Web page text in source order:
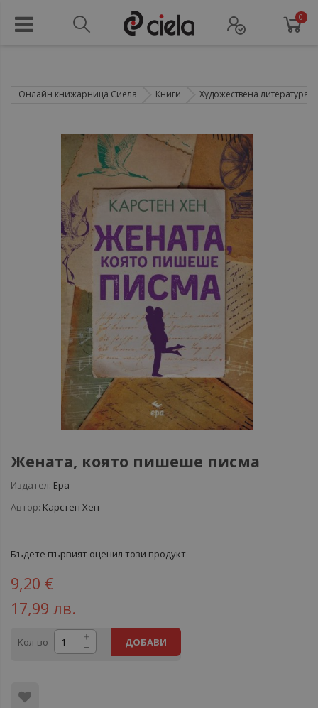
0
Онлайн книжарница Сиела Книги Художествена литература
Жената, която пишеше писма
Издател: Ера
Автор: Карстен Хен
Бъдете първият оценил този продукт
9,20 €
17,99 лв.
Кол-во ДОБАВИ